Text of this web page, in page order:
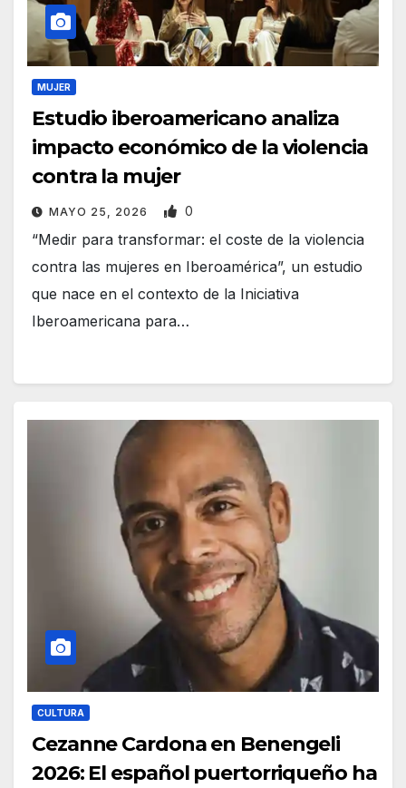
MUJER
Estudio iberoamericano analiza
impacto económico de la violencia
contra la mujer
MAYO 25, 2026 0
“Medir para transformar: el coste de la violencia
contra las mujeres en Iberoamérica”, un estudio
que nace en el contexto de la Iniciativa
Iberoamericana para…
CULTURA
Cezanne Cardona en Benengeli
2026: El español puertorriqueño ha